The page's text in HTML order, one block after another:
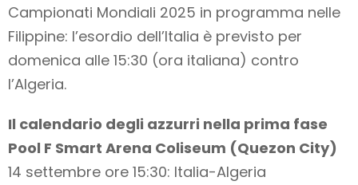
Campionati Mondiali 2025 in programma nelle
Filippine: l’esordio dell’Italia è previsto per
domenica alle 15:30 (ora italiana) contro
l’Algeria.
Il calendario degli azzurri nella prima fase
Pool F Smart Arena Coliseum (Quezon City)
14 settembre ore 15:30: Italia-Algeria